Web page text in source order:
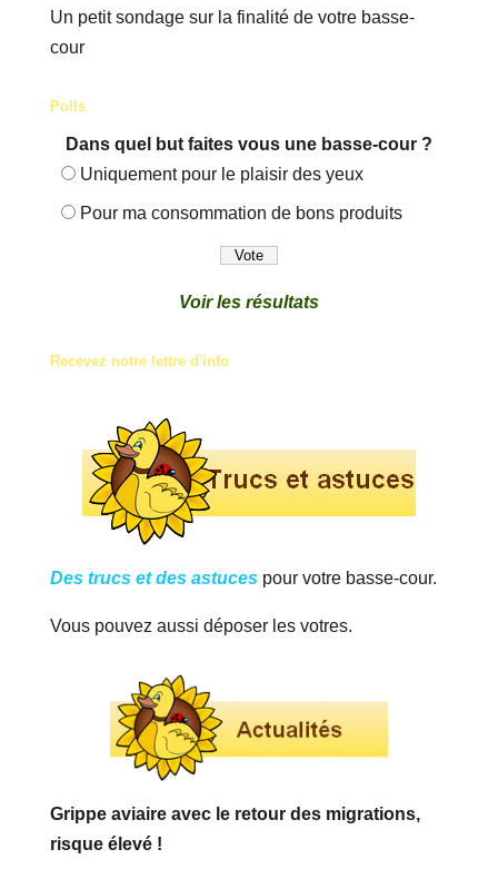
Un petit sondage sur la finalité de votre basse-
cour
Polls
Dans quel but faites vous une basse-cour ?
Uniquement pour le plaisir des yeux
Pour ma consommation de bons produits
Voir les résultats
Recevez notre lettre d'info
Des trucs et des astucespour votre basse-cour.
Vous pouvez aussi déposer les votres.
Grippe aviaire avec le retour des migrations,
risque élevé !